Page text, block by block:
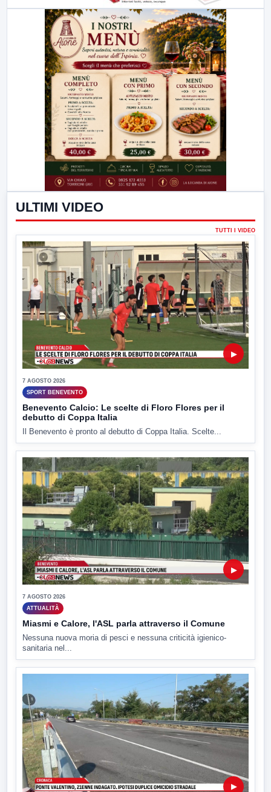
ULTIMI VIDEO
TUTTI I VIDEO
▶
7 AGOSTO 2026
SPORT BENEVENTO
Benevento Calcio: Le scelte di Floro Flores per il
debutto di Coppa Italia
Il Benevento è pronto al debutto di Coppa Italia. Scelte...
▶
7 AGOSTO 2026
ATTUALITÀ
Miasmi e Calore, l'ASL parla attraverso il Comune
Nessuna nuova moria di pesci e nessuna criticità igienico-
sanitaria nel...
▶